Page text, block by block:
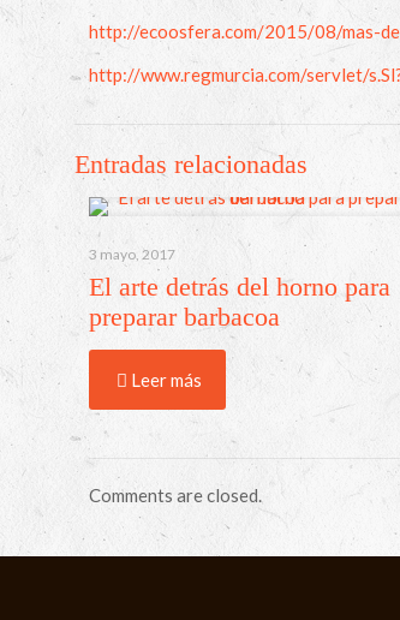
http://ecoosfera.com/2015/08/mas-
http://www.regmurcia.com/servlet/
Entradas relacionadas
3 mayo, 2017
El arte detrás del horno para
preparar barbacoa
Leer más
Comments are closed.